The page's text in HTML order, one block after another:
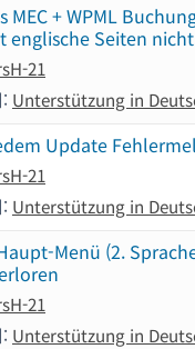
MEC + WPML
englische Seiten
21
Unterstützung in
Update
21
Unterstützung in
Menü (2.
21
Unterstützung in